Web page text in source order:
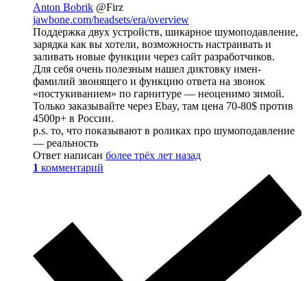
Anton Bobrik @Firz
jawbone.com/headsets/era/overview
Поддержка двух устройств, шикарное шумоподавление,
зарядка как вы хотели, возможность настраивать и
заливать новые функции через сайт разработчиков.
Для себя очень полезным нашел диктовку имен-
фамилий звонящего и функцию ответа на звонок
«постукиванием» по гарнитуре — неоценимо зимой.
Только заказывайте через Ebay, там цена 70-80$ против
4500р+ в России.
p.s. то, что показывают в роликах про шумоподавление
— реальность
Ответ написан более трёх лет назад
1 комментарий